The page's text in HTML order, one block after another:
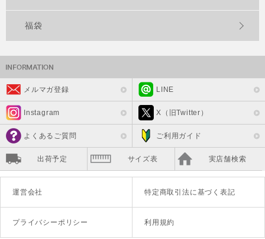
福袋
メルマガ登録 LINE
Instagram X（旧Twitter）
よくあるご質問 ご利用ガイド
出荷予定 サイズ表 実店舗検索
運営会社 特定商取引法に基づく表記
プライバシーポリシー 利用規約